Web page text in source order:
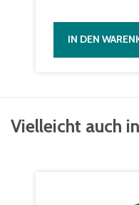
IN DEN
Vielleicht auch